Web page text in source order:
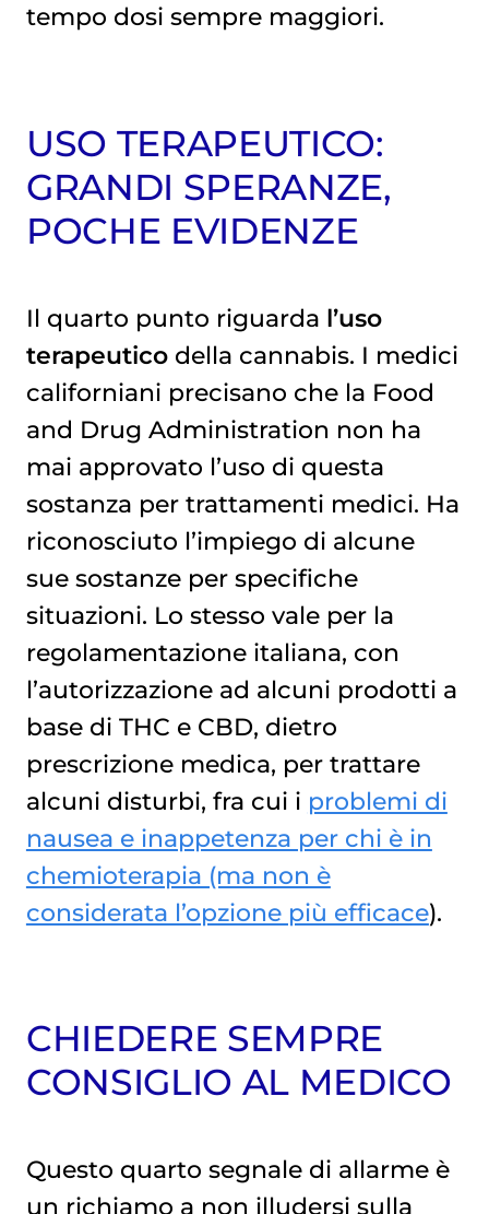
tempo dosi sempre maggiori.
USO TERAPEUTICO:
GRANDI SPERANZE,
POCHE EVIDENZE
Il quarto punto riguarda l’uso
terapeuticodella cannabis. I medici
californiani precisano che la Food
and Drug Administration non ha
mai approvato l’uso di questa
sostanza per trattamenti medici. Ha
riconosciuto l’impiego di alcune
sue sostanze per specifiche
situazioni. Lo stesso vale per la
regolamentazione italiana, con
l’autorizzazione ad alcuni prodotti a
base di THC e CBD, dietro
prescrizione medica, per trattare
alcuni disturbi, fra cui i problemi di
nausea e inappetenza per chi è in
chemioterapia (ma non è
considerata l’opzione più efficace).
CHIEDERE SEMPRE
CONSIGLIO AL MEDICO
Questo quarto segnale di allarme è
un richiamo a non illudersi sulla